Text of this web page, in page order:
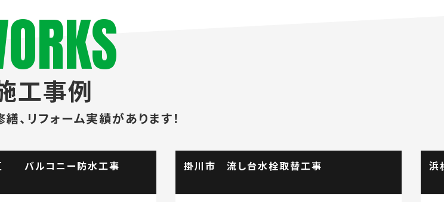
工事例
、 リフォーム実績があります！
工事 掛川市 流し台水栓取替工事 浜松市浜名区 雨樋